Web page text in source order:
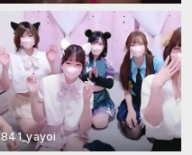
841_yayoi